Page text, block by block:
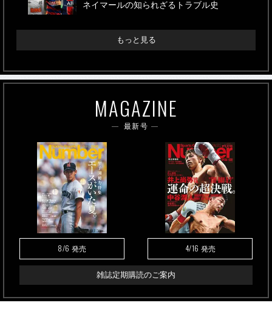
ネイマールの知られざるトラブル史
もっと見る
MAGAZINE
最新号
8/6 発売 4/16 発売
雑誌定期購読のご案内